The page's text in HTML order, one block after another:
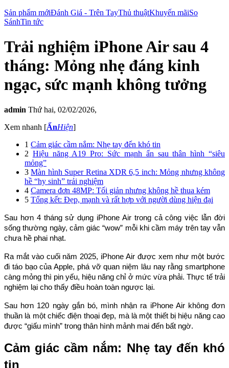
Sản phẩm mớiĐánh Giá - Trên TayThủ thuậtKhuyến mãiSo
SánhTin tức
Trải nghiệm iPhone Air sau 4
tháng: Mỏng nhẹ đáng kinh
ngạc, sức mạnh không tưởng
admin Thứ hai, 02/02/2026,
Xem nhanh [ẨnHiện]
1 Cảm giác cầm nắm: Nhẹ tay đến khó tin
2 Hiệu năng A19 Pro: Sức mạnh ẩn sau thân hình “siêu
mỏng”
3 Màn hình Super Retina XDR 6,5 inch: Mỏng nhưng không
hề “hy sinh” trải nghiệm
4 Camera đơn 48MP: Tối giản nhưng không hề thua kém
5 Tổng kết: Đẹp, mạnh và rất hợp với người dùng hiện đại
Sau hơn 4 tháng sử dụng iPhone Air trong cả công việc lẫn đời
sống thường ngày, cảm giác “wow” mỗi khi cầm máy trên tay vẫn
chưa hề phai nhạt.
Ra mắt vào cuối năm 2025, iPhone Air được xem như một bước
đi táo bạo của Apple, phá vỡ quan niệm lâu nay rằng smartphone
càng mỏng thì pin yếu, hiệu năng chỉ ở mức vừa phải. Thực tế trải
nghiệm lại cho thấy điều hoàn toàn ngược lại.
Sau hơn 120 ngày gắn bó, mình nhận ra iPhone Air không đơn
thuần là một chiếc điện thoại đẹp, mà là một thiết bị hiệu năng cao
được “giấu mình” trong thân hình mảnh mai đến bất ngờ.
Cảm giác cầm nắm: Nhẹ tay đến khó
tin